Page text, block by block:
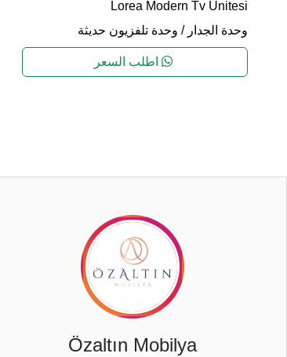
Lorea Modern Tv Ünitesi
وحدة الجدار / وحدة تلفزيون حديثة
اطلب السعر
Özaltın Mobilya